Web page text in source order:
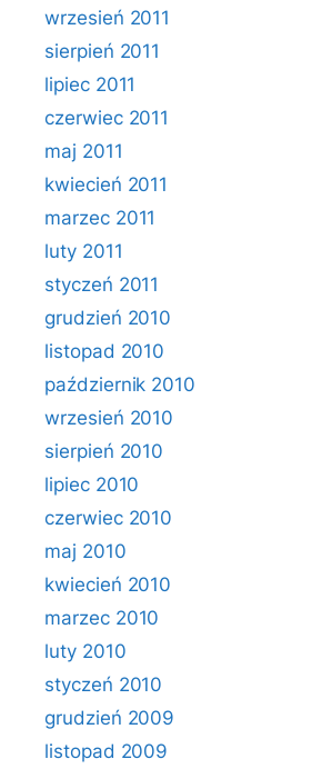
wrzesień 2011
sierpień 2011
lipiec 2011
czerwiec 2011
maj 2011
kwiecień 2011
marzec 2011
luty 2011
styczeń 2011
grudzień 2010
listopad 2010
październik 2010
wrzesień 2010
sierpień 2010
lipiec 2010
czerwiec 2010
maj 2010
kwiecień 2010
marzec 2010
luty 2010
styczeń 2010
grudzień 2009
listopad 2009